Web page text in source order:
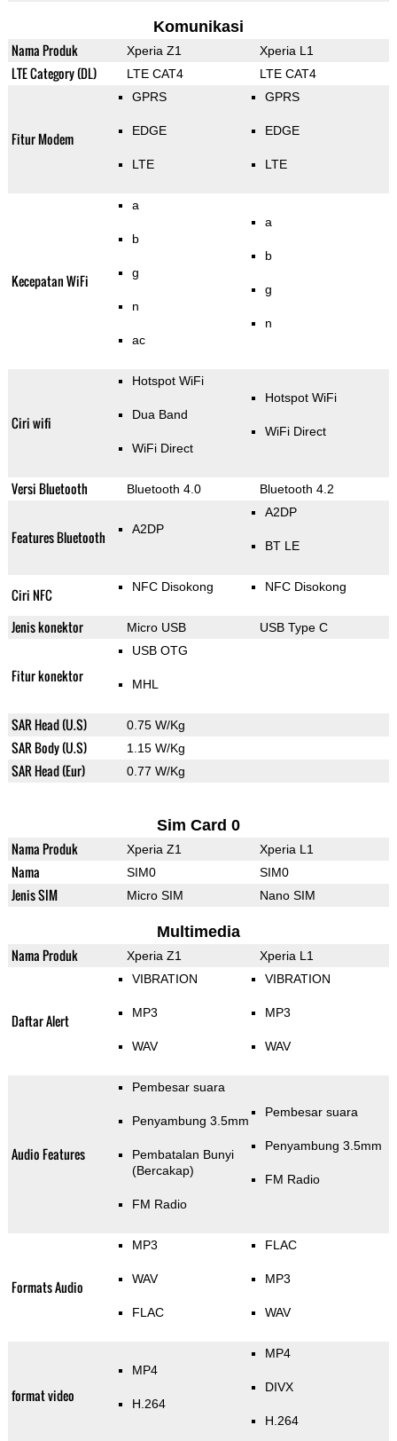
Komunikasi
Nama Produk Xperia Z1 Xperia L1
LTE Category (DL) LTE CAT4 LTE CAT4
Fitur Modem
GPRS
EDGE
LTE
GPRS
EDGE
LTE
Kecepatan WiFi
a
b
g
n
ac
a
b
g
n
Ciri wifi
Hotspot WiFi
Dua Band
WiFi Direct
Hotspot WiFi
WiFi Direct
Versi Bluetooth Bluetooth 4.0 Bluetooth 4.2
Features Bluetooth A2DP
A2DP
BT LE
Ciri NFC NFC Disokong NFC Disokong
Jenis konektor Micro USB USB Type C
Fitur konektor
USB OTG
MHL
SAR Head (U.S) 0.75 W/Kg
SAR Body (U.S) 1.15 W/Kg
SAR Head (Eur) 0.77 W/Kg
Sim Card 0
Nama Produk Xperia Z1 Xperia L1
Nama SIM0 SIM0
Jenis SIM Micro SIM Nano SIM
Multimedia
Nama Produk Xperia Z1 Xperia L1
Daftar Alert
VIBRATION
MP3
WAV
VIBRATION
MP3
WAV
Audio Features
Pembesar suara
Penyambung 3.5mm
Pembatalan Bunyi
(Bercakap)
FM Radio
Pembesar suara
Penyambung 3.5mm
FM Radio
Formats Audio
MP3
WAV
FLAC
FLAC
MP3
WAV
format video
MP4
H.264
MP4
DIVX
H.264